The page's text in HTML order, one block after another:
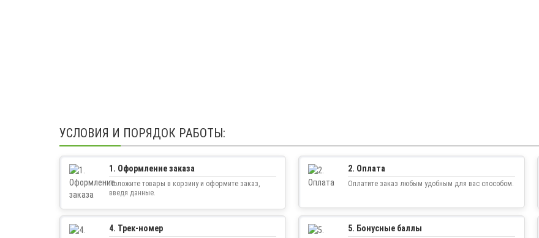
УСЛОВИЯ И ПОРЯДОК РАБОТЫ:
1. Оформление заказа
Положите товары в корзину и оформите заказ,
введя данные.
2. Оплата
Оплатите заказ любым удобным для вас способом.
4. Трек-номер 5. Бонусные баллы